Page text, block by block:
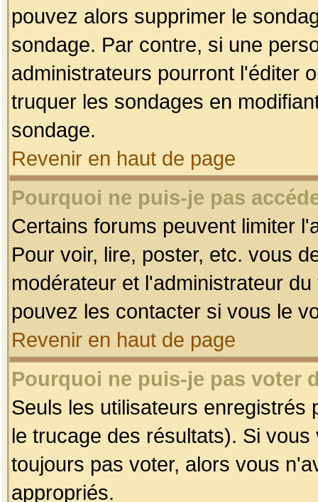
pouvez alors supprimer le
sondage. Par contre, si une
administrateurs pourront l'éditer
truquer les sondages en
sondage.
Revenir en haut de page
Pourquoi ne puis-je pas
Certains forums peuvent limiter
Pour voir, lire, poster, etc. vous
modérateur et l'administrateur
pouvez les contacter si vous le
Revenir en haut de page
Pourquoi ne puis-je pas voter
Seuls les utilisateurs enregistrés
le trucage des résultats). Si
toujours pas voter, alors vous
appropriés.